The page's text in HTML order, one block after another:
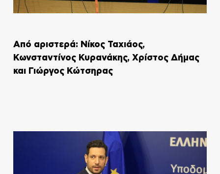
Από αριστερά: Νίκος Ταχιάος,
Κωνσταντίνος Κυρανάκης, Χρίστος Δήμας
και Γιώργος Κώτσηρας